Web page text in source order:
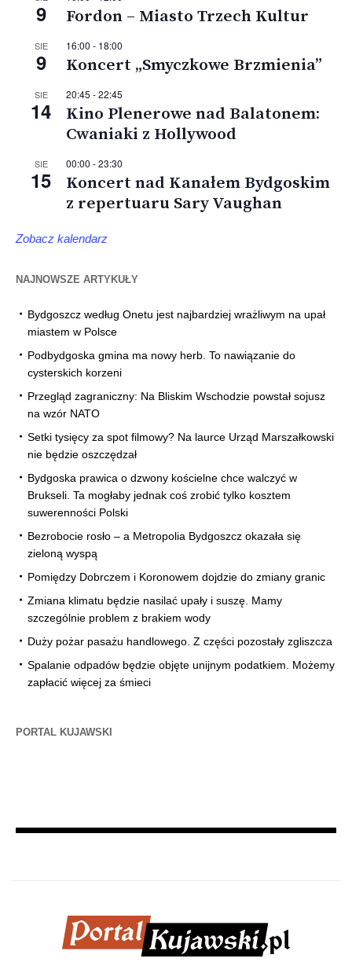
9 Fordon – Miasto Trzech Kultur
SIE
9
16:00 - 18:00
Koncert „Smyczkowe Brzmienia”
SIE
14
20:45 -22:45
Kino Plenerowe nad Balatonem:
Cwaniaki z Hollywood
SIE
15
00:00 -23:30
Koncert nad Kanałem Bydgoskim
z repertuaru Sary Vaughan
Zobacz kalendarz
NAJNOWSZE ARTYKUŁY
Bydgoszcz według Onetu jest najbardziej wrażliwym na upał
miastem w Polsce
Podbydgoska gmina ma nowy herb. To nawiązanie do
cysterskich korzeni
Przegląd zagraniczny: Na Bliskim Wschodzie powstał sojusz
na wzór NATO
Setki tysięcy za spot filmowy? Na laurce Urząd Marszałkowski
nie będzie oszczędzał
Bydgoska prawica o dzwony kościelne chce walczyć w
Brukseli. Ta mogłaby jednak coś zrobić tylko kosztem
suwerenności Polski
Bezrobocie rosło – a Metropolia Bydgoszcz okazała się
zieloną wyspą
Pomiędzy Dobrczem i Koronowem dojdzie do zmiany granic
Zmiana klimatu będzie nasilać upały i suszę. Mamy
szczególnie problem z brakiem wody
Duży pożar pasażu handlowego. Z części pozostały zgliszcza
Spalanie odpadów będzie objęte unijnym podatkiem. Możemy
zapłacić więcej za śmieci
PORTAL KUJAWSKI